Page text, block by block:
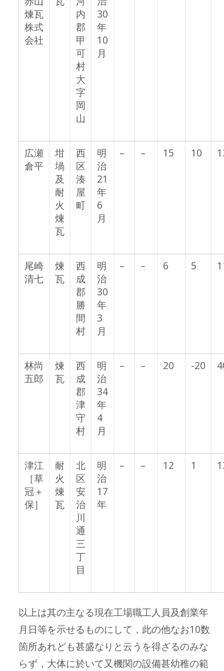
煉瓦
株式
会社
内
郡
甲
可
村
大
字
岡
山
30
年
10
月
広瀬
倉平
坩
堝
及
耐
火
煉
瓦
西
区
湊
屋
町
明
治
21
年
6
月
– – 15 10
尾崎
清七
煉
瓦
西
成
郡
勝
間
村
明
治
30
年
3
月
– – 6 5
林尚
五郎
煉
瓦
西
成
郡
津
守
村
明
治
34
年
4
月
– – 20 -20
津江
［草
冠＋
保］
耐
火
煉
瓦
北
区
安
治
川
通
三
丁
目
明
治
17
年
– – 12 1
以上は其の主なる現在工場職工人員及創業年
月日等を示せるものにして，此の他なお10数
箇所あれども甚盛なりと云うを得ざるのみな
らず，大体に於いて又機関の設備甚幼稚の範